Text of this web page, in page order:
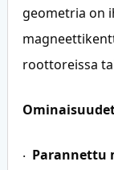
geometria on
roottoreissa
· Parannettu